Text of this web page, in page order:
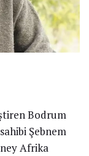
Bodrum
Şebnem
Afrika